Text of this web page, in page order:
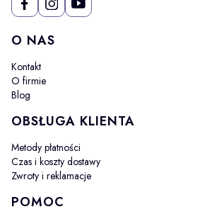
Linki w stopce
O NAS
Kontakt
O firmie
Blog
OBSŁUGA KLIENTA
Metody płatności
Czas i koszty dostawy
Zwroty i reklamacje
POMOC